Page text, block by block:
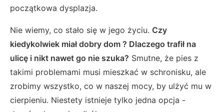
początkowa dysplazja.
Nie wiemy, co stało się w jego życiu. Czy
kiedykolwiek miał dobry dom ? Dlaczego trafił na
ulicę i nikt nawet go nie szuka? Smutne, że pies z
takimi problemami musi mieszkać w schronisku, ale
zrobimy wszystko, co w naszej mocy, by ulżyć mu w
cierpieniu. Niestety istnieje tylko jedna opcja -